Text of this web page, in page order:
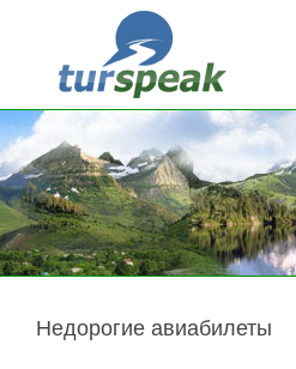
Перейти к основному содержанию
Недорогие авиабилеты